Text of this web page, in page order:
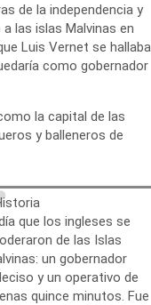
de la independencia y
las islas Malvinas en
Luis Vernet se hallaba
como gobernador
la capital de las
y balleneros de
que los ingleses se
de las Islas
un gobernador
y un operativo de
quince minutos. Fue